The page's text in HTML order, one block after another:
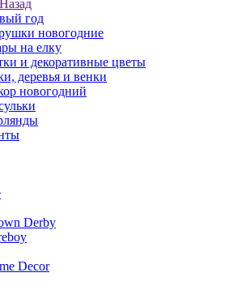
Назад
год
новогодние
на елку
и декоративные цветы
деревья и венки
новогодний
Derby
Decor